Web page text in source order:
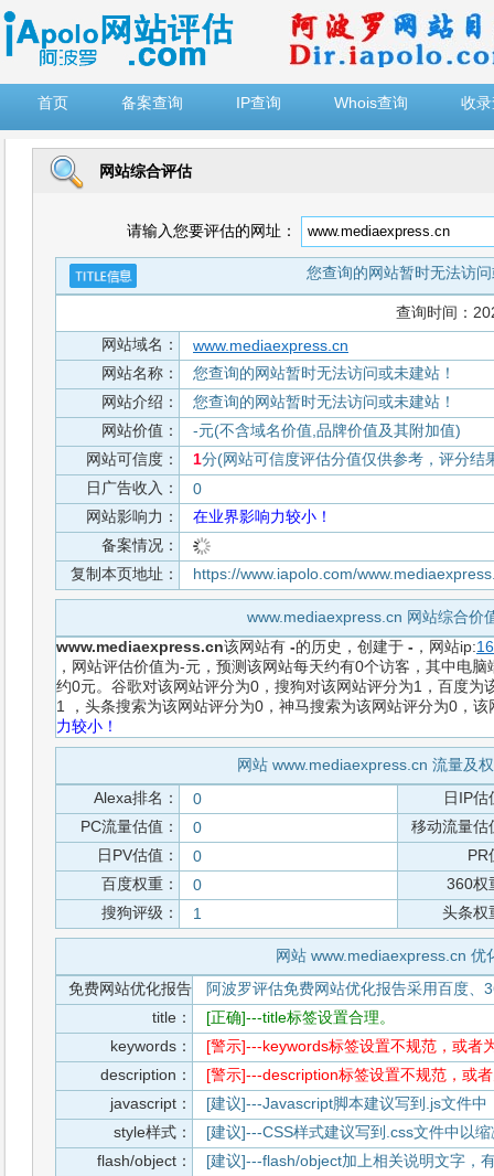
首页
备案查询 IP查询 Whois查询 收
网站综合评估
请输入您要评估的网址：
您查询的网站暂时无法访
查询时间：
网站域名：
www.mediaexpress.cn
网站名称：
您查询的网站暂时无法访问或未建站！
网站介绍：
您查询的网站暂时无法访问或未建站！
网站价值：
-元(不含域名价值,品牌价值及其附加值)
网站可信度：
1分(网站可信度评估分值仅供参考，评分结
日广告收入：
0
网站影响力：
在业界影响力较小！
备案情况：
复制本页地址：
https://www.iapolo.com/
www.mediaexpress.cn 网站综合价
www.mediaexpress.cn该网站有 -的历史，创建于 - ，网站ip:
，网站评估价值为-元，预测该网站每天约有0个访客，其中电
约0元。谷歌对该网站评分为0，搜狗对该网站评分为1，百度为
1 ，头条搜索为该网站评分为0，神马搜索为该网站评分为0，
力较小！
网站 www.mediaexpress.cn 流量及
Alexa排名：
0
日IP估
PC流量估值：
0
移动流量估
日PV估值：
0
PR
百度权重：
0
360权
搜狗评级：
1 头条权
网站 www.mediaexpress.cn 优
免费网站优化报告
阿波罗评估免费网站优化报告采用百度、
title：
[正确]---title标签设置合理。
keywords：
[警示]---keywords标签设置不规范，或者
description：
[警示]---description标签设置不规范，或
javascript：
[建议]---Javascript脚本建议写到.js文件中
style样式：
[建议]---CSS样式建议写到.css文件中以
flash/object：
[建议]---flash/object加上相关说明文字，